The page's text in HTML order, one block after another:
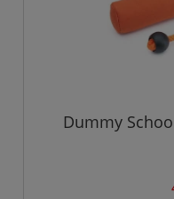
Dummy